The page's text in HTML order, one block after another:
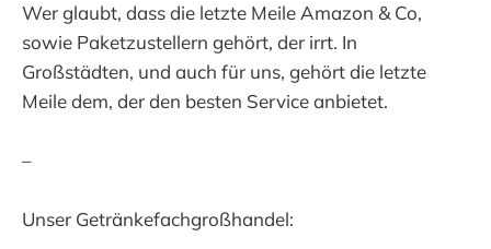
Wer glaubt, dass die letzte Meile Amazon & Co,
sowie Paketzustellern gehört, der irrt. In
Großstädten, und auch für uns, gehört die letzte
Meile dem, der den besten Service anbietet.
–
Unser Getränkefachgroßhandel: